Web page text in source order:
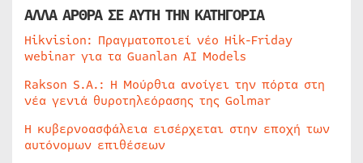
ΑΛΛΑ ΑΡΘΡΑ ΣΕ ΑΥΤΗ ΤΗΝ ΚΑΤΗΓΟΡΙΑ
Hikvision: Πραγματοποιεί νέο Hik-Friday
webinar για τα Guanlan AI Models
Rakson S.A.: Η Μούρθια ανοίγει την πόρτα στη
νέα γενιά θυροτηλεόρασης της Golmar
Η κυβερνοασφάλεια εισέρχεται στην εποχή των
αυτόνομων επιθέσεων